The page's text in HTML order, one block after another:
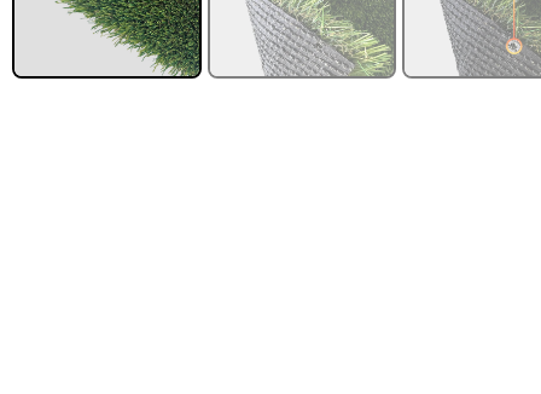
Estoperol 10
Diamantado 9
Estriado 9